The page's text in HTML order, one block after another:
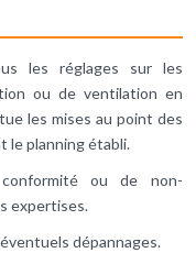
les réglages sur les
ou de ventilation en
les mises au point des
le planning établi.
ou de non-
expertises.
dépannages.